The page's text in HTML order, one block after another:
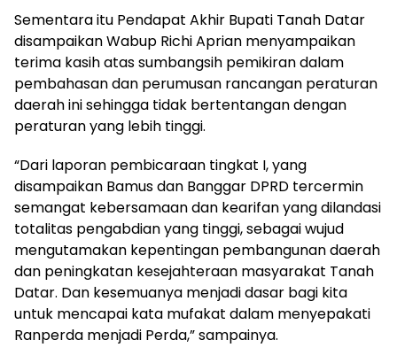
Sementara itu Pendapat Akhir Bupati Tanah Datar
disampaikan Wabup Richi Aprian menyampaikan
terima kasih atas sumbangsih pemikiran dalam
pembahasan dan perumusan rancangan peraturan
daerah ini sehingga tidak bertentangan dengan
peraturan yang lebih tinggi.
“Dari laporan pembicaraan tingkat I, yang
disampaikan Bamus dan Banggar DPRD tercermin
semangat kebersamaan dan kearifan yang dilandasi
totalitas pengabdian yang tinggi, sebagai wujud
mengutamakan kepentingan pembangunan daerah
dan peningkatan kesejahteraan masyarakat Tanah
Datar. Dan kesemuanya menjadi dasar bagi kita
untuk mencapai kata mufakat dalam menyepakati
Ranperda menjadi Perda,” sampainya.